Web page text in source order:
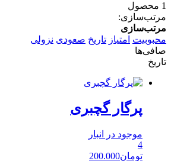
1 محصول
مرتب‌سازی:
مرتب‌سازی
محبوبیت امتیاز تاریخ صعودی نزولی
صافی‌ها
تاریخ
پرگار گچبری
موجود در انبار
4
تومان200.000